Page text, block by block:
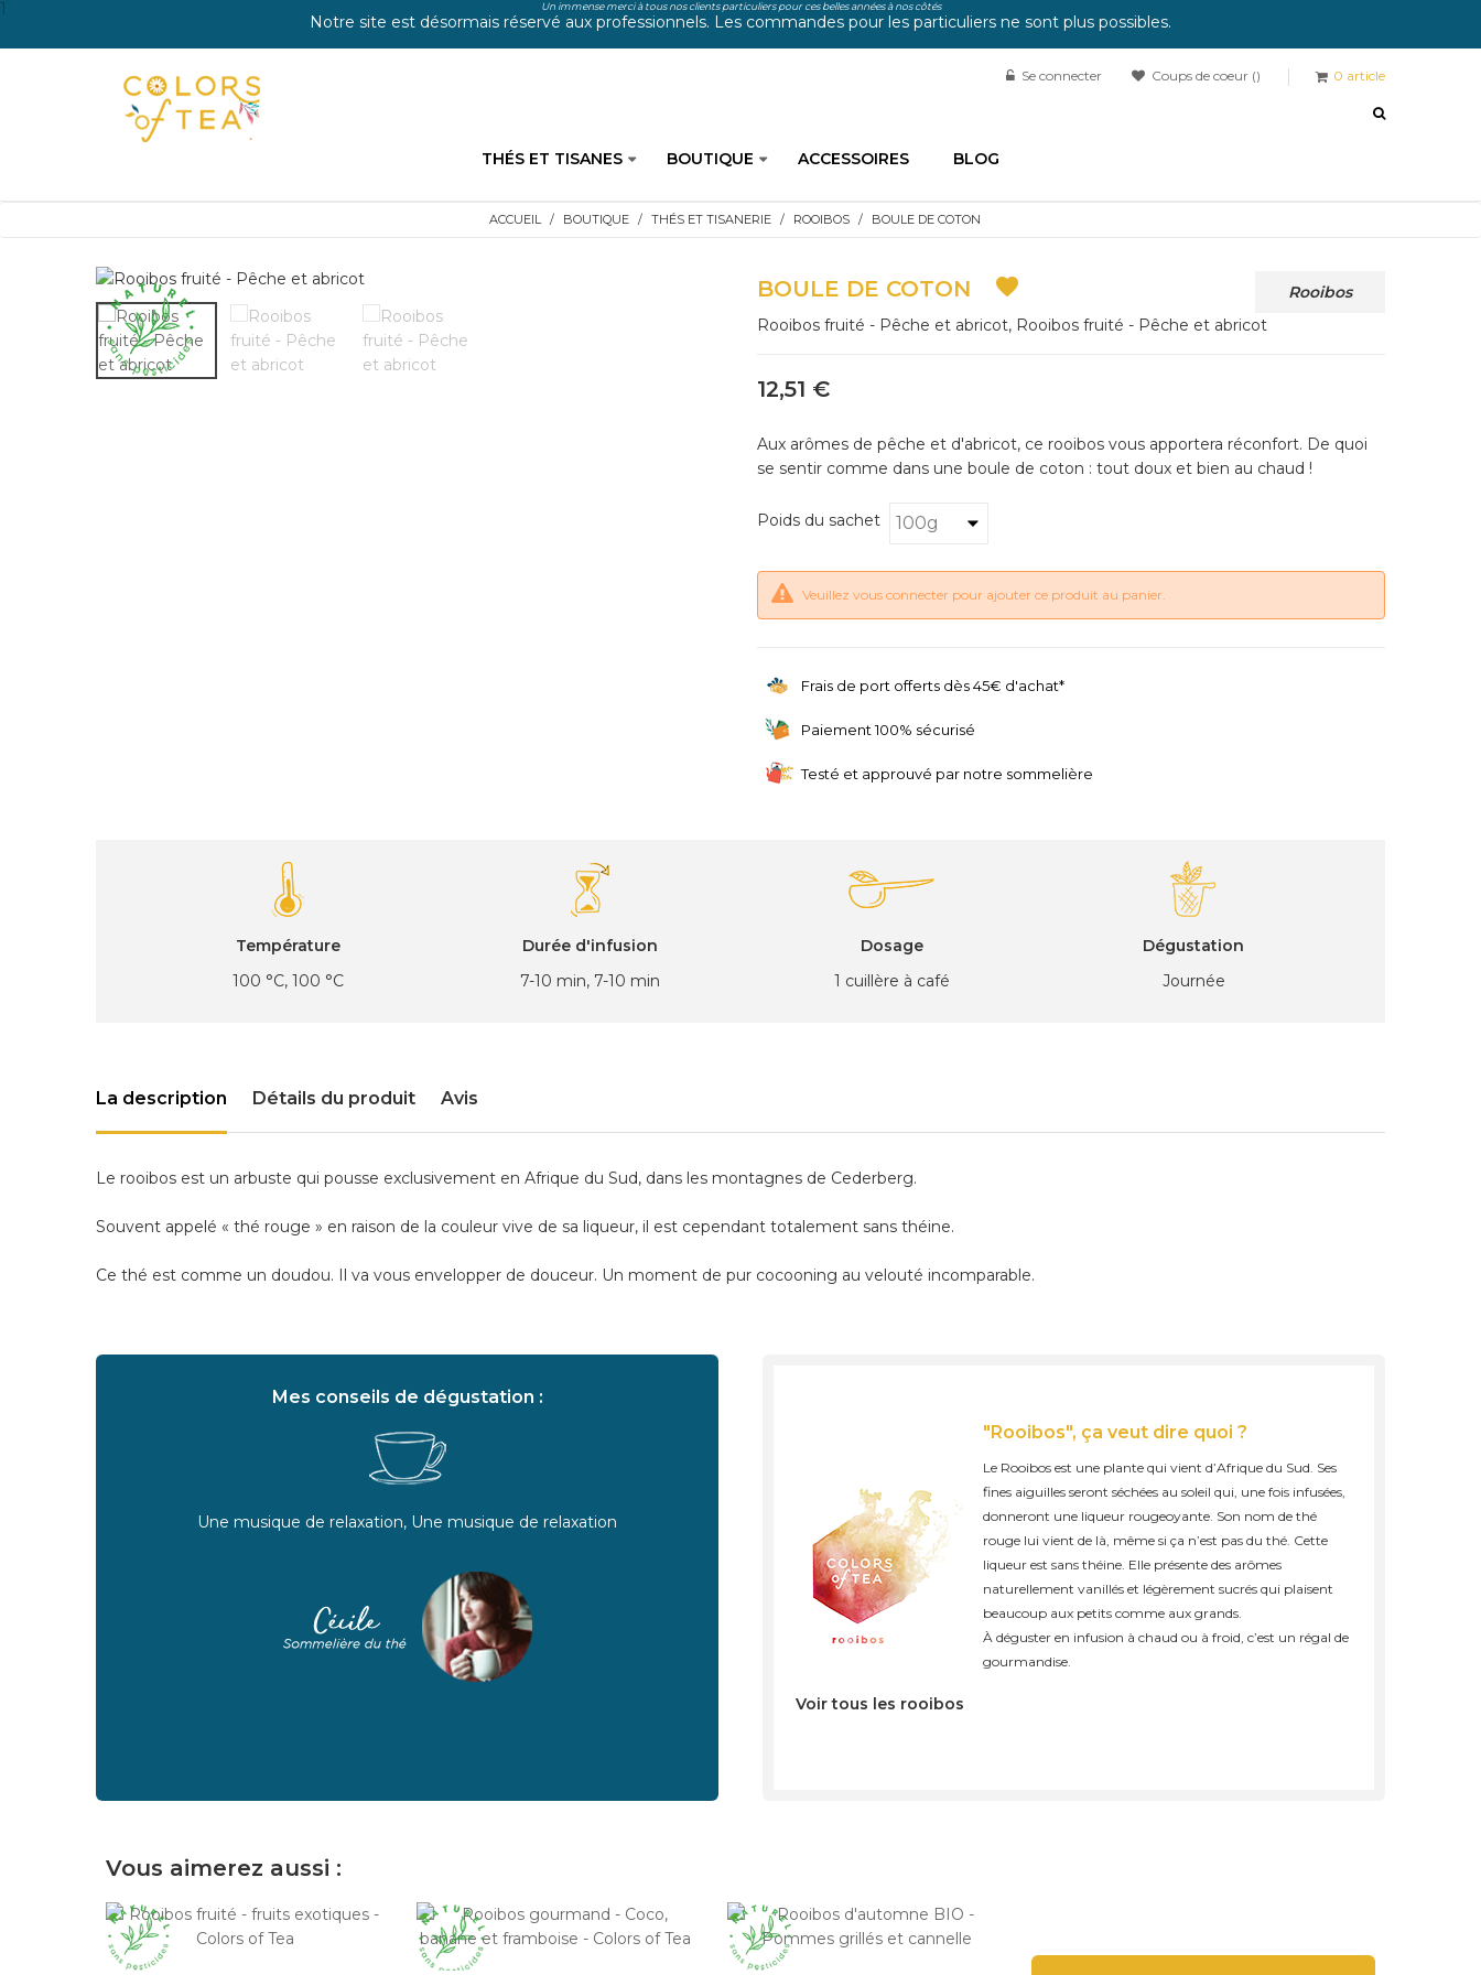
1 Un immense merci à tous nos clients particuliers pour ces belles années à nos côtés
Notre site est désormais réservé aux professionnels. Les commandes pour les particuliers ne sont plus possibles.
0 article
Se connecter Coups de coeur
THÉS ET TISANES BOUTIQUE ACCESSOIRES BLOG
ACCUEIL BOUTIQUE THÉS ET TISANERIE ROOIBOS BOULE DE COTON
BOULE DE COTON 
Rooibos
Rooibos fruité - Pêche et abricot, Rooibos fruité - Pêche et abricot
12,51 €
Aux arômes de pêche et d'abricot, ce rooibos vous apportera réconfort. De quoi
se sentir comme dans une boule de coton : tout doux et bien au chaud !
Poids du sachet
Veuillez vous connecter pour ajouter ce produit au panier.
Frais de port offerts dès 45€ d'achat*
Paiement 100% sécurisé
Testé et approuvé par notre sommelière
Température
100 °C, 100 °C
Durée d'infusion
7-10 min, 7-10 min
Dosage
1 cuillère à café
Dégustation
Journée
La description Détails du produit Avis
Le rooibos est un arbuste qui pousse exclusivement en Afrique du Sud, dans les montagnes de Cederberg.
Souvent appelé « thé rouge » en raison de la couleur vive de sa liqueur, il est cependant totalement sans théine.
Ce thé est comme un doudou. Il va vous envelopper de douceur. Un moment de pur cocooning au velouté incomparable.
Mes conseils de dégustation :
Une musique de relaxation, Une musique de relaxation
"Rooibos", ça veut dire quoi ?
Le Rooibos est une plante qui vient d’Afrique du Sud. Ses
fines aiguilles seront séchées au soleil qui, une fois infusées,
donneront une liqueur rougeoyante. Son nom de thé
rouge lui vient de là, même si ça n’est pas du thé. Cette
liqueur est sans théine. Elle présente des arômes
naturellement vanillés et légèrement sucrés qui plaisent
beaucoup aux petits comme aux grands.
À déguster en infusion à chaud ou à froid, c’est un régal de
gourmandise.
Voir tous les rooibos
Vous aimerez aussi :